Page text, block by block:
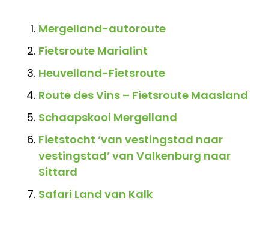
Mergelland-autoroute
Fietsroute Marialint
Heuvelland-Fietsroute
Route des Vins – Fietsroute Maasland
Schaapskooi Mergelland
Fietstocht ‘van vestingstad naar
vestingstad’ van Valkenburg naar
Sittard
Safari Land van Kalk